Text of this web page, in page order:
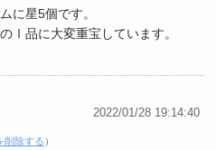
に星5個です。
Ⅰ品に大変重宝しています。
2022/01/28 19:14:40
削除する ）